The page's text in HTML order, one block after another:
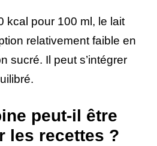
kcal pour 100 ml, le lait
relativement faible en
sucré. Il peut s’intégrer
peut-il être
les recettes ?